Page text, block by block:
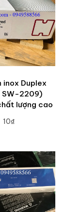
inox Duplex
SW-2209)
lượng cao
10₫